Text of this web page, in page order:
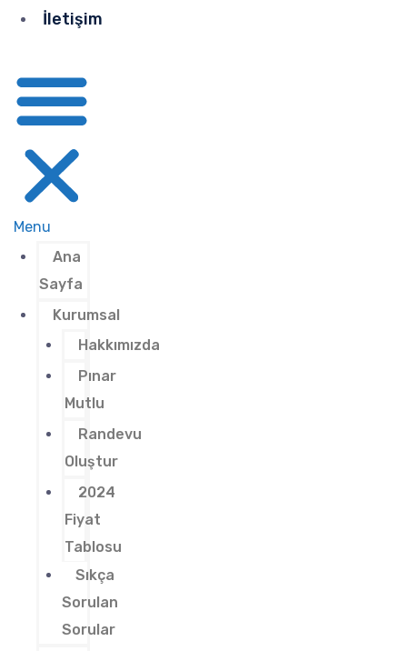
İletişim
Menu
Ana
Sayfa
Kurumsal
Hakkımızda
Pınar
Mutlu
Randevu
Oluştur
2024
Fiyat
Tablosu
Sıkça
Sorulan
Sorular